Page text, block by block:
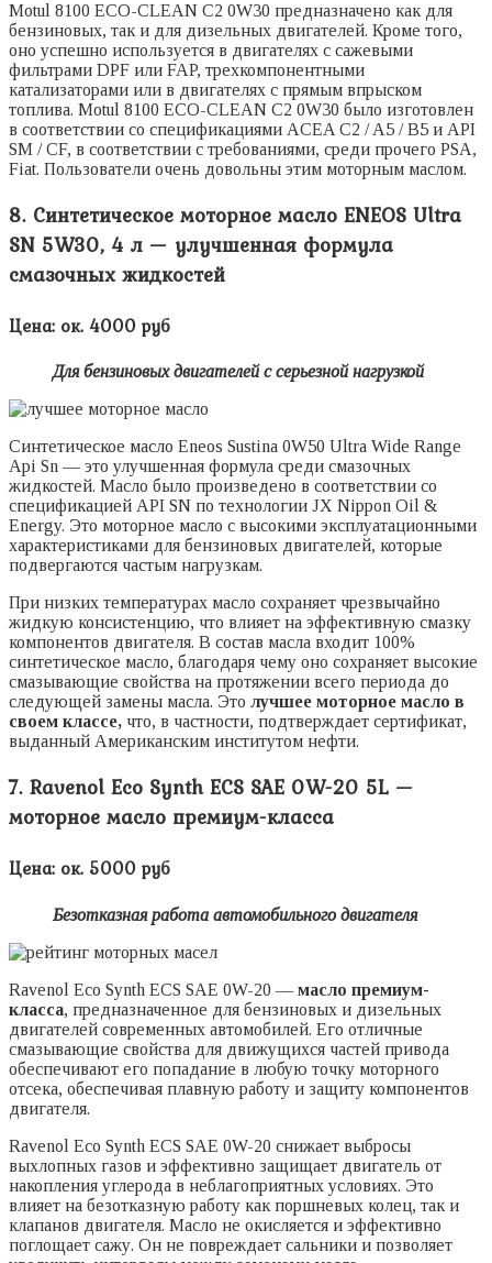
Motul 8100 ECO-CLEAN C2 0W30 предназначено как для
бензиновых, так и для дизельных двигателей. Кроме того,
оно успешно используется в двигателях с сажевыми
фильтрами DPF или FAP, трехкомпонентными
катализаторами или в двигателях с прямым впрыском
топлива. Motul 8100 ECO-CLEAN C2 0W30 было изготовлен
в соответствии со спецификациями ACEA C2 / A5 / B5 и API
SM / CF, в соответствии с требованиями, среди прочего PSA,
Fiat. Пользователи очень довольны этим моторным маслом.
8. Синтетическое моторное масло ENEOS Ultra
SN 5W30, 4 л — улучшенная формула
смазочных жидкостей
Цена: ок. 4000 руб
Для бензиновых двигателей с серьезной нагрузкой
Синтетическое масло Eneos Sustina 0W50 Ultra Wide Range
Api Sn — это улучшенная формула среди смазочных
жидкостей. Масло было произведено в соответствии со
спецификацией API SN по технологии JX Nippon Oil &
Energy. Это моторное масло с высокими эксплуатационными
характеристиками для бензиновых двигателей, которые
подвергаются частым нагрузкам.
При низких температурах масло сохраняет чрезвычайно
жидкую консистенцию, что влияет на эффективную смазку
компонентов двигателя. В состав масла входит 100%
синтетическое масло, благодаря чему оно сохраняет высокие
смазывающие свойства на протяжении всего периода до
следующей замены масла. Это лучшее моторное масло в
своем классе, что, в частности, подтверждает сертификат,
выданный Американским институтом нефти.
7. Ravenol Eco Synth ECS SAE 0W-20 5L —
моторное масло премиум-класса
Цена: ок. 5000 руб
Безотказная работа автомобильного двигателя
Ravenol Eco Synth ECS SAE 0W-20 — масло премиум-
класса, предназначенное для бензиновых и дизельных
двигателей современных автомобилей. Его отличные
смазывающие свойства для движущихся частей привода
обеспечивают его попадание в любую точку моторного
отсека, обеспечивая плавную работу и защиту компонентов
двигателя.
Ravenol Eco Synth ECS SAE 0W-20 снижает выбросы
выхлопных газов и эффективно защищает двигатель от
накопления углерода в неблагоприятных условиях. Это
влияет на безотказную работу как поршневых колец, так и
клапанов двигателя. Масло не окисляется и эффективно
поглощает сажу. Он не повреждает сальники и позволяет